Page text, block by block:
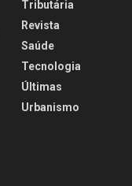
Tributária
Revista
Saúde
Tecnologia
Últimas
Urbanismo